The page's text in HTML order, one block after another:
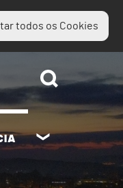
todos os Cookies